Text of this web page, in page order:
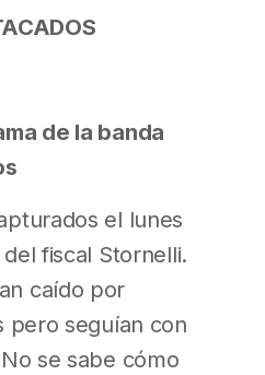
de la banda
el lunes
fiscal Stornelli.
caído por
pero seguían con
se sabe cómo